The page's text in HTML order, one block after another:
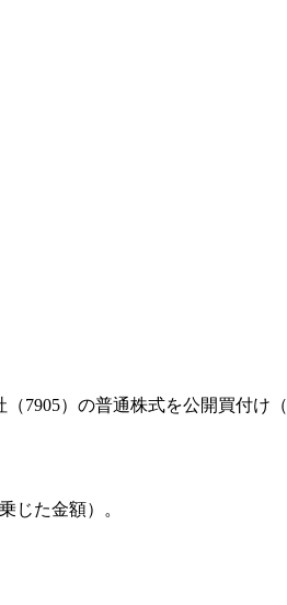
7905）の普通株式を公開買付け（
じた金額）。